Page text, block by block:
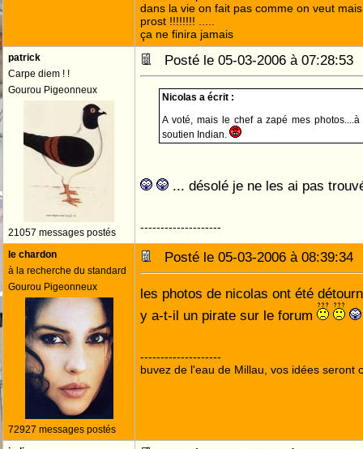
dans la vie on fait pas comme on veut
prost !!!!!!!! .....
ça ne finira jamais
patrick
Carpe diem ! !
Gourou Pigeonneux
21057 messages postés
Posté le 05-03-2006 à
Nicolas a écrit :
A voté, mais le chef a zapé mes
soutien Indian.
... désolé je ne les ai pas
--------------------
le chardon
à la recherche du standard
Gourou Pigeonneux
72927 messages postés
Posté le 05-03-2006 à
les photos de nicolas ont été
y a-t-il un pirate sur le forum
--------------------
buvez de l'eau de Millau, vos idées seront